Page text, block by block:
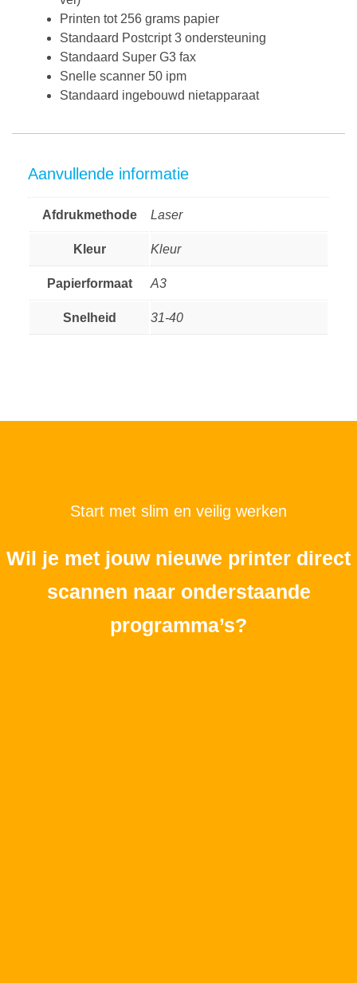
Printen tot 256 grams papier
Standaard Postcript 3 ondersteuning
Standaard Super G3 fax
Snelle scanner 50 ipm
Standaard ingebouwd nietapparaat
Aanvullende informatie
Afdrukmethode Laser
Kleur Kleur
Papierformaat A3
Snelheid 31-40
Start met slim en veilig werken
Wil je met jouw nieuwe printer direct
scannen naar onderstaande
programma’s?